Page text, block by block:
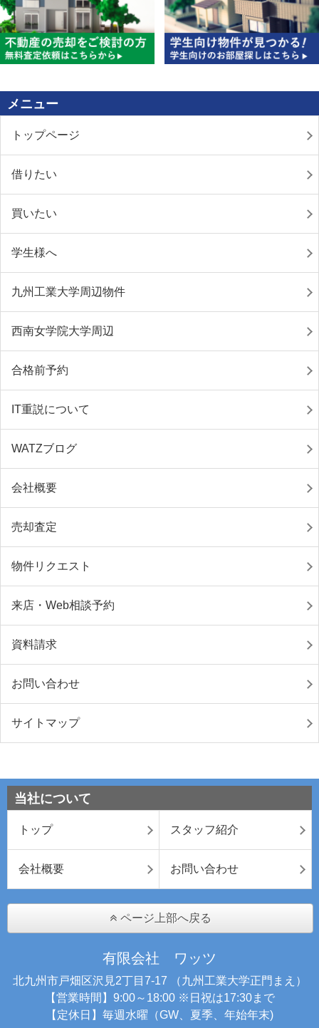
メニュー
トップページ
借りたい
買いたい
学生様へ
九州工業大学周辺物件
西南女学院大学周辺
合格前予約
IT重説について
WATZブログ
会社概要
売却査定
物件リクエスト
来店・Web相談予約
資料請求
お問い合わせ
サイトマップ
当社について
トップ スタッフ紹介
会社概要 お問い合わせ
ページ上部へ戻る
有限会社 ワッツ
北九州市戸畑区沢見2丁目7-17 （九州工業大学正門まえ）
【営業時間】9:00～18:00 ※日祝は17:30まで
【定休日】毎週水曜（GW、夏季、年始年末)